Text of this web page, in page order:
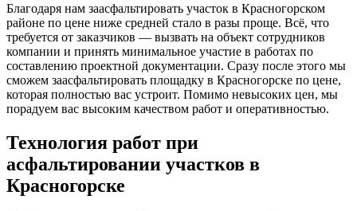
Благодаря нам заасфальтировать участок в Красногорском
районе по цене ниже средней стало в разы проще. Всё, что
требуется от заказчиков — вызвать на объект сотрудников
компании и принять минимальное участие в работах по
составлению проектной документации. Сразу после этого мы
сможем заасфальтировать площадку в Красногорске по цене,
которая полностью вас устроит. Помимо невысоких цен, мы
порадуем вас высоким качеством работ и оперативностью.
Технология работ при
асфальтировании участков в
Красногорске